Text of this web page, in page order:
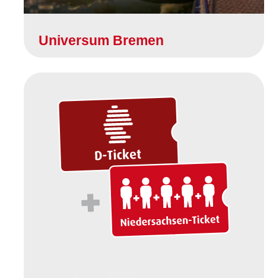
Universum Bremen